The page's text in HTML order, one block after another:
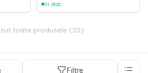
In stoc
toate produsele (20)
Filtre